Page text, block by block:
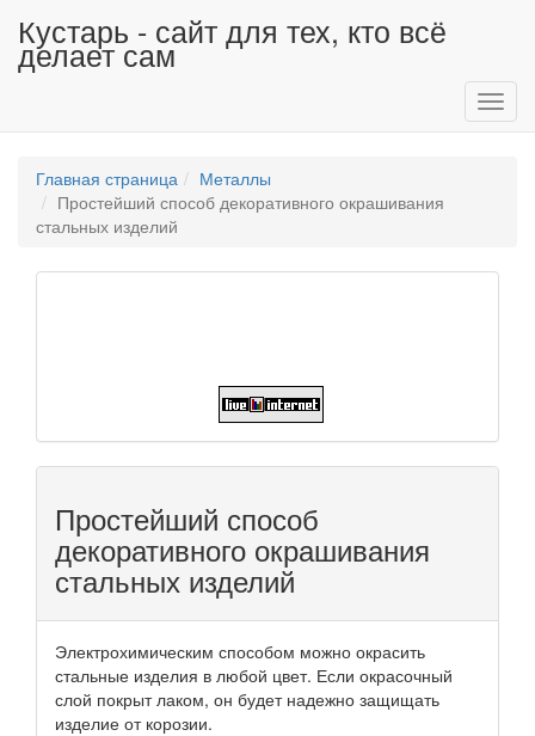
Кустарь - сайт для тех, кто всё
делает сам
Главная страница
Металлы
Простейший способ декоративного окрашивания
стальных изделий
Простейший способ
декоративного окрашивания
стальных изделий
Электрохимическим способом можно окрасить
стальные изделия в любой цвет. Если окрасочный
слой покрыт лаком, он будет надежно защищать
изделие от корозии.